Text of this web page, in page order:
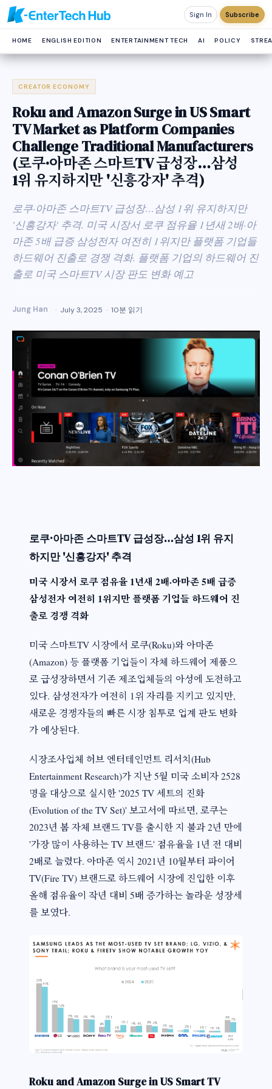
Sign In Subscribe
HOME ENGLISH EDITION ENTERTAINMENT TECH AI POLICY
CREATOR ECONOMY
Roku and Amazon Surge in US Smart
TV Market as Platform Companies
Challenge Traditional Manufacturers
(로쿠·아마존 스마트TV 급성장…삼성
1위 유지하지만 '신흥강자' 추격)
로쿠·아마존 스마트TV 급성장…삼성 1위 유지하지만
'신흥강자' 추격. 미국 시장서 로쿠 점유율 1년새 2배·아
마존 5배 급증 삼성전자 여전히 1위지만 플랫폼 기업들
하드웨어 진출로 경쟁 격화. 플랫폼 기업의 하드웨어 진
출로 미국 스마트TV 시장 판도 변화 예고
Jung Han July 3, 2025 10분 읽기
로쿠·아마존 스마트TV 급성장…삼성 1위 유지
하지만 '신흥강자' 추격
미국 시장서 로쿠 점유율 1년새 2배·아마존 5배 급증
삼성전자 여전히 1위지만 플랫폼 기업들 하드웨어 진
출로 경쟁 격화
미국 스마트TV 시장에서 로쿠(Roku)와 아마존
(Amazon) 등 플랫폼 기업들이 자체 하드웨어 제품으
로 급성장하면서 기존 제조업체들의 아성에 도전하고
있다. 삼성전자가 여전히 1위 자리를 지키고 있지만,
새로운 경쟁자들의 빠른 시장 침투로 업계 판도 변화
가 예상된다.
시장조사업체 허브 엔터테인먼트 리서치(Hub
Entertainment Research)가 지난 5월 미국 소비자 2528
명을 대상으로 실시한 '2025 TV 세트의 진화
(Evolution of the TV Set)' 보고서에 따르면, 로쿠는
2023년 봄 자체 브랜드 TV를 출시한 지 불과 2년 만에
'가장 많이 사용하는 TV 브랜드' 점유율을 1년 전 대비
2배로 늘렸다. 아마존 역시 2021년 10월부터 파이어
TV(Fire TV) 브랜드로 하드웨어 시장에 진입한 이후
올해 점유율이 작년 대비 5배 증가하는 놀라운 성장세
를 보였다.
Roku and Amazon Surge in US Smart TV